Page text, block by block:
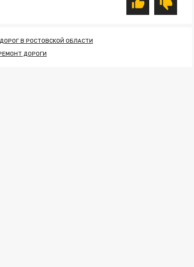
В РОСТОВСКОЙ ОБЛАСТИ
ДОРОГИ